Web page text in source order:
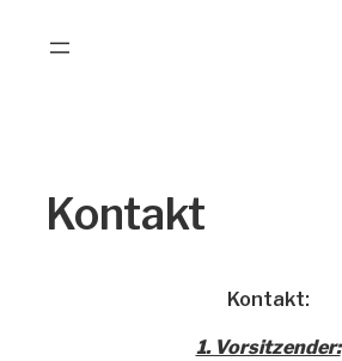
Inhalt
Kontakt
Kontakt:
1. Vorsitzender: